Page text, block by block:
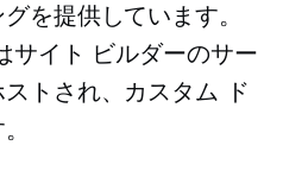
を提供しています。
サイト ビルダーのサー
トされ、カスタム ド